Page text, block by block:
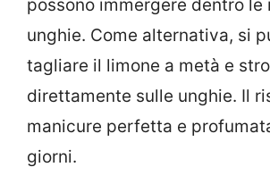
possono immergere dentro le
unghie. Come alternativa, si
tagliare il limone a metà e
direttamente sulle unghie. Il
manicure perfetta e
giorni.